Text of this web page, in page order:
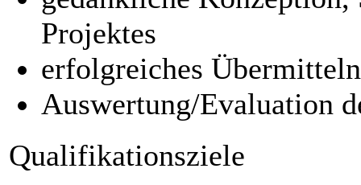
Projektes
erfolgreiches
Auswertung/Evaluation
Qualifikationsziele